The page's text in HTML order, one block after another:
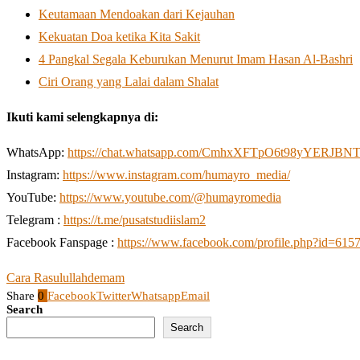
Keutamaan Mendoakan dari Kejauhan
Kekuatan Doa ketika Kita Sakit
4 Pangkal Segala Keburukan Menurut Imam Hasan Al-Bashri
Ciri Orang yang Lalai dalam Shalat
Ikuti kami selengkapnya di:
WhatsApp: https://chat.whatsapp.com/
Instagram: https://www.instagram.com/humayro_media/
YouTube: https://www.youtube.com/@humayromedia
Telegram : https://t.me/pusatstudiislam2
Facebook Fanspage : https://www.facebook.com/
Cara Rasulullahdemam
Share 0 FacebookTwitterWhatsappEmail
Search
Search